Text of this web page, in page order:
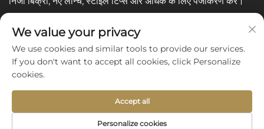
आपका ईमेल
Subscribe
Copyright © 2025 by Shijiazhuang Yishu Intelligence Tech
We value your privacy
We use cookies and similar tools to provide our services.
If you don't want to accept all cookies, click Personalize
cookies.
Personalize cookies
Accept all